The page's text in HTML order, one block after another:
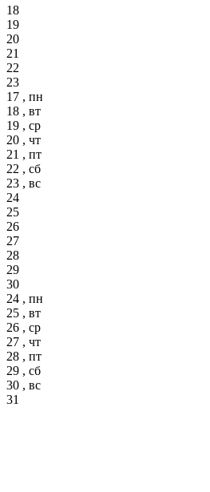
18
19
20
21
22
23
17 , пн
18 , вт
19 , ср
20 , чт
21 , пт
22 , сб
23 , вс
24
25
26
27
28
29
30
24 , пн
25 , вт
26 , ср
27 , чт
28 , пт
29 , сб
30 , вс
31